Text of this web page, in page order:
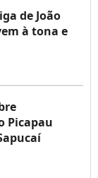
de João
à tona e
Picapau